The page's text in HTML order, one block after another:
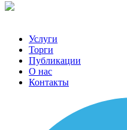
Услуги
Торги
Публикации
О нас
Контакты